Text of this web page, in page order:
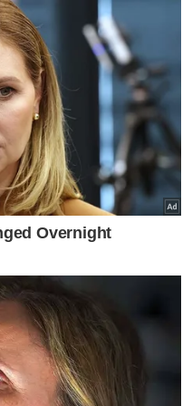
નોકરી-ધંધામાં પ્રગતિ... આ
રાશિના લોકોને ફળશે આજનો
, જાણો તમારું રાશિફળ?